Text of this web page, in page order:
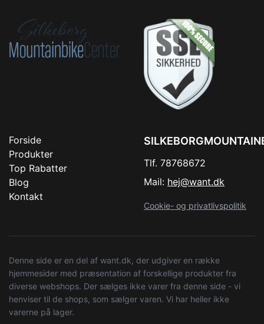
Forside
Produkter
Top Rabatter
Blog
Kontakt
Tlf. 78768672
Mail: hej@want.dk
Cookie- og privatlivspolitik
Denne side er en del af want.dk, der udgiver en række
hjemmesider med præsentation af forskellige produkter fra
diverse webshops. Der sælges ikke varer fra denne side - vi
henviser til de shops, som sælger varen. Vi har heller ikke
varerne på lager.